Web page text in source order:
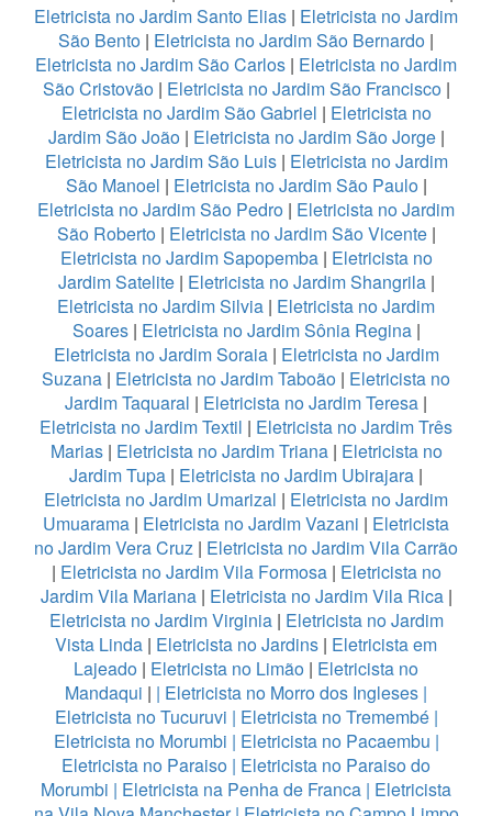
Eletricista no Jardim Santo Elias | Eletricista no Jardim
São Bento | Eletricista no Jardim São Bernardo |
Eletricista no Jardim São Carlos | Eletricista no Jardim
São Cristovão| Eletricista no Jardim São Francisco|
Eletricista no Jardim São Gabriel | Eletricista no
Jardim São João| Eletricista no Jardim São Jorge|
Eletricista no Jardim São Luis| Eletricista no Jardim
São Manoel | Eletricista no Jardim São Paulo|
Eletricista no Jardim São Pedro | Eletricista no Jardim
São Roberto| Eletricista no Jardim São Vicente|
Eletricista no Jardim Sapopemba| Eletricista no
Jardim Satelite| Eletricista no Jardim Shangrila|
Eletricista no Jardim Silvia | Eletricista no Jardim
Soares| Eletricista no Jardim Sônia Regina|
Eletricista no Jardim Soraia| Eletricista no Jardim
Suzana | Eletricista no Jardim Taboão | Eletricista no
Jardim Taquaral | Eletricista no Jardim Teresa |
Eletricista no Jardim Textil | Eletricista no Jardim Três
Marias| Eletricista no Jardim Triana| Eletricista no
Jardim Tupa | Eletricista no Jardim Ubirajara |
Eletricista no Jardim Umarizal | Eletricista no Jardim
Umuarama | Eletricista no Jardim Vazani | Eletricista
no Jardim Vera Cruz | Eletricista no Jardim Vila Carrão
| Eletricista no Jardim Vila Formosa| Eletricista no
Jardim Vila Mariana| Eletricista no Jardim Vila Rica|
Eletricista no Jardim Virginia| Eletricista no Jardim
Vista Linda | Eletricista no Jardins | Eletricista em
Lajeado | Eletricista no Limão | Eletricista no
Mandaqui | | Eletricista no Morro dos Ingleses |
Eletricista no Tucuruvi | Eletricista no Tremembé|
Eletricista no Morumbi | Eletricista no Pacaembu |
Eletricista no Paraiso | Eletricista no Paraiso do
Morumbi | Eletricista na Penha de Franca | Eletricista